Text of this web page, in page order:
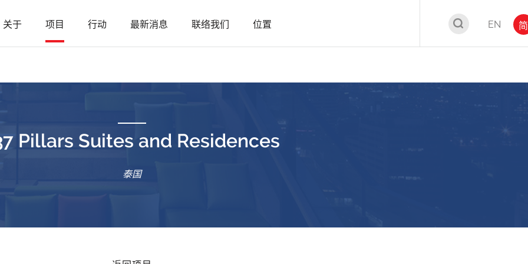
关于 项目 行动 最新消息 联络我们 位置 EN 简
Pillars Suites and Residences
泰国